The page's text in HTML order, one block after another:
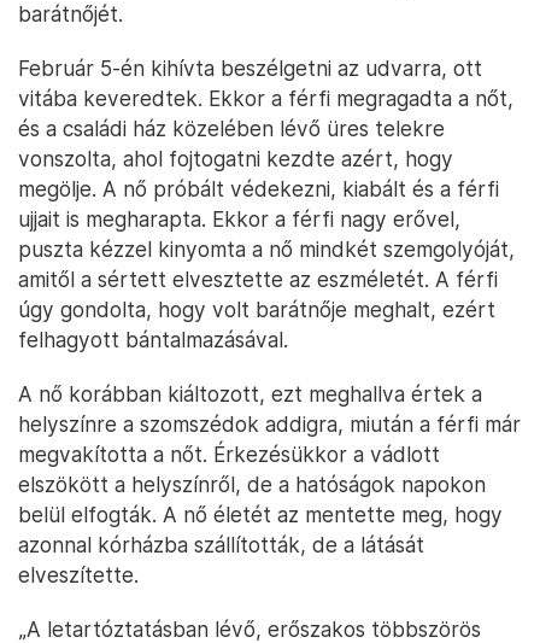
barátnőjét.
Február 5-én kihívta beszélgetni az udvarra, ott
vitába keveredtek. Ekkor a férfi megragadta a nőt,
és a családi ház közelében lévő üres telekre
vonszolta, ahol fojtogatni kezdte azért, hogy
megölje. A nő próbált védekezni, kiabált és a férfi
ujjait is megharapta. Ekkor a férfi nagy erővel,
puszta kézzel kinyomta a nő mindkét szemgolyóját,
amitől a sértett elvesztette az eszméletét. A férfi
úgy gondolta, hogy volt barátnője meghalt, ezért
felhagyott bántalmazásával.
A nő korábban kiáltozott, ezt meghallva értek a
helyszínre a szomszédok addigra, miután a férfi már
megvakította a nőt. Érkezésükkor a vádlott
elszökött a helyszínről, de a hatóságok napokon
belül elfogták. A nő életét az mentette meg, hogy
azonnal kórházba szállították, de a látását
elveszítette.
„A letartóztatásban lévő, erőszakos többszörös